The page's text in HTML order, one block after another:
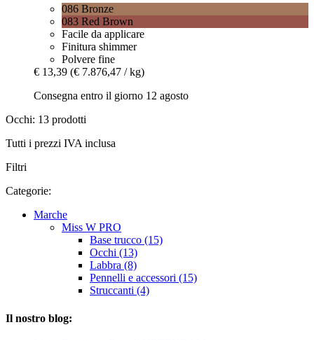
086 Bronze
083 Red Brown
Facile da applicare
Finitura shimmer
Polvere fine
€ 13,39 (€ 7.876,47 / kg)
Consegna entro il giorno 12 agosto
Occhi: 13 prodotti
Tutti i prezzi IVA inclusa
Filtri
Categorie:
Marche
Miss W PRO
Base trucco (15)
Occhi (13)
Labbra (8)
Pennelli e accessori (15)
Struccanti (4)
Il nostro blog: